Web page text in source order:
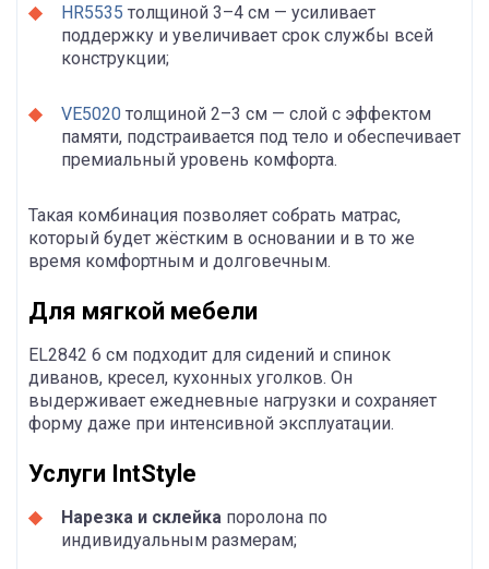
HR5535 толщиной 3–4 см — усиливает
поддержку и увеличивает срок службы всей
конструкции;
VE5020 толщиной 2–3 см — слой с эффектом
памяти, подстраивается под тело и обеспечивает
премиальный уровень комфорта.
Такая комбинация позволяет собрать матрас,
который будет жёстким в основании и в то же
время комфортным и долговечным.
Для мягкой мебели
EL2842 6 см подходит для сидений и спинок
диванов, кресел, кухонных уголков. Он
выдерживает ежедневные нагрузки и сохраняет
форму даже при интенсивной эксплуатации.
Услуги IntStyle
Нарезка и склейка поролона по
индивидуальным размерам;